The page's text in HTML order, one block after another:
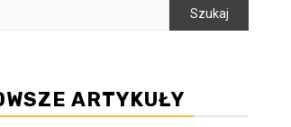
ARTYKUŁY